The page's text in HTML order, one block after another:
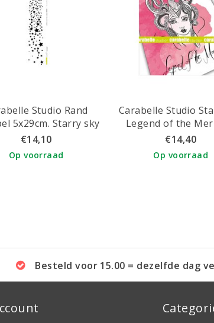
Studio Rand
5x29cm. Starry sky
€14,10
Op voorraad
Carabelle Studio
Legend of the
€14,40
Op voorraad
Besteld voor 15.00 = dezelfde dag